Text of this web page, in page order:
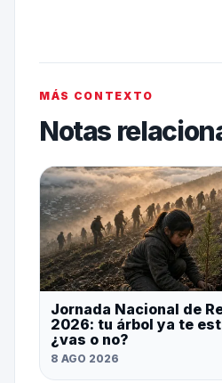
MÁS CONTEXTO
Notas
Jornada Nacional de
2026: tu árbol ya te
¿vas o no?
8 AGO 2026